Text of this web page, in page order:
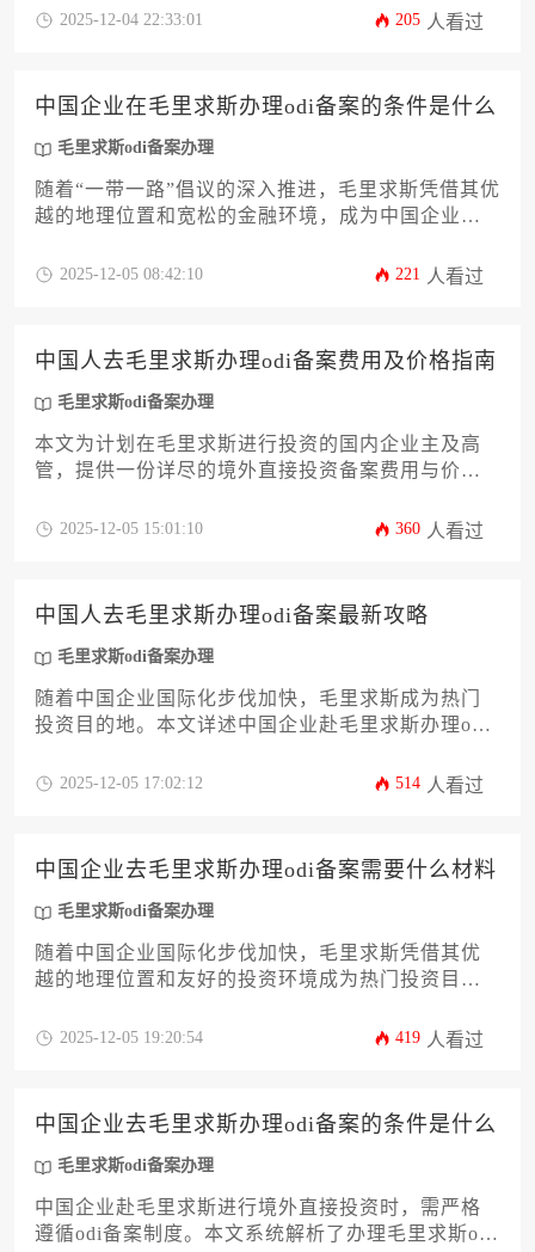
专业服务机构，包括当地持牌管理公司、国际会计
清晰的机构选择指南，帮助其根据自身业务复杂
度、预算及服务需求，高效对接最合适的专业伙
伴，确保备案流程顺畅合规。
2025-12-04 22:33:01 205 人看过
中国企业在毛里求斯办理odi备案的条件是什么
毛里求斯odi备案办理
随着“一带一路”倡议的深入推进，毛里求斯凭借其优
越的地理位置和宽松的金融环境，成为中国企业出
前，中国企业必须首先完成国内严格的对外直接投
体资格、资金来源、项目真实性、材料准备等关键
环节，为企业主和高管提供一套清晰、实用的操作
指南，助力企业合规、高效地完成备案，成功迈出
2025-12-05 08:42:10 221 人看过
中国人去毛里求斯办理odi备案费用及价格指南
毛里求斯odi备案办理
本文为计划在毛里求斯进行投资的国内企业主及高
管，提供一份详尽的境外直接投资备案费用与价格
当地的全流程成本构成，涵盖官方规费、专业服务
理过程高效、经济。
2025-12-05 15:01:10 360 人看过
中国人去毛里求斯办理odi备案最新攻略
毛里求斯odi备案办理
随着中国企业国际化步伐加快，毛里求斯成为热门
投资目的地。本文详述中国企业赴毛里求斯办理odi
登记等关键环节，为企业家提供一站式指导。掌握
2025-12-05 17:02:12 514 人看过
中国企业去毛里求斯办理odi备案需要什么材料
毛里求斯odi备案办理
随着中国企业国际化步伐加快，毛里求斯凭借其优
越的地理位置和友好的投资环境成为热门投资目的
办理毛里求斯odi备案所需的全套材料清单，涵盖从
高效完成毛里求斯odi备案办理，规避常见风险，为
海外投资奠定坚实基础。
2025-12-05 19:20:54 419 人看过
中国企业去毛里求斯办理odi备案的条件是什么
毛里求斯odi备案办理
中国企业赴毛里求斯进行境外直接投资时，需严格
遵循odi备案制度。本文系统解析了办理毛里求斯odi